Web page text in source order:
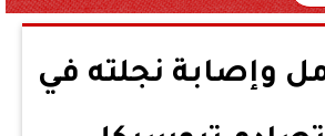
وإصابة نجلته في